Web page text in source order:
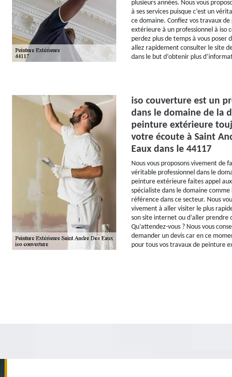
plusieurs années. Nous vous
à ses services puisque c’est un
ce domaine. Confiez vos travaux
extérieure à un professionnel à iso
perdez plus de temps à vous poser
allez rapidement consulter le site
dans le but d’obtenir plus
iso couverture est un
dans le domaine de la
peinture extérieure
votre écoute à Saint
Eaux dans le 44117
Nous vous proposons vivement de
véritable professionnel dans le
peinture extérieure faites appel aux
spécialiste dans le domaine
référence dans ce secteur. Nous
vivement à aller visiter le plus
son site internet ou d’aller prendre
Qu’attendez-vous ? Nous vous
demander un devis car en ce
pour tous vos travaux de peinture